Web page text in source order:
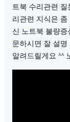
트북 수리관련
리관련 지식은 좀
신 노트북 불량
문하시면 잘 설
알려드릴게요 ^^